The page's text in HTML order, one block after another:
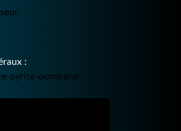
:
pyrite-oumjrane-